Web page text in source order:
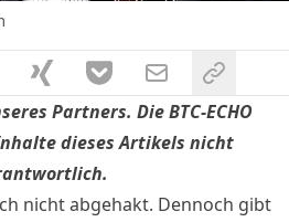
Partners. Die BTC-ECHO
dieses Artikels nicht
nicht abgehakt. Dennoch gibt